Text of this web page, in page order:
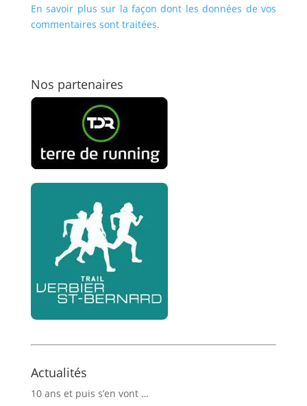
En savoir plus sur la façon dont les données de vos
commentaires sont traitées.
Nos partenaires
Actualités
10 ans et puis s’en vont …